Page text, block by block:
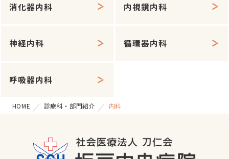
消化器内科 内視鏡内科
神経内科 循環器内科
呼吸器内科
HOME 診療科・部門紹介 内科